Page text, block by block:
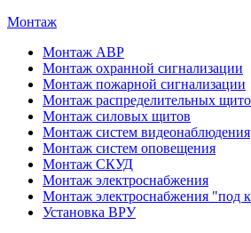
Монтаж
Монтаж АВР
Монтаж охранной сигнализации
Монтаж пожарной сигнализации
Монтаж распределительных
Монтаж силовых щитов
Монтаж систем видеонаблюдения
Монтаж систем оповещения
Монтаж СКУД
Монтаж электроснабжения
Монтаж электроснабжения "под
Установка ВРУ